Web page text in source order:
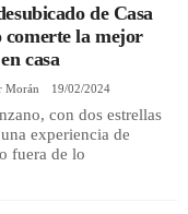
de Casa
la mejor
casa
Morán 19/02/2024
con dos estrellas
experiencia de
fuera de lo